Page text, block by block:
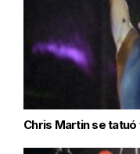
Chris Martin se